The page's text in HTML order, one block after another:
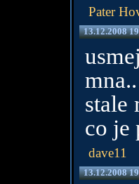
Pater
13.12.2008
stale
co je
dave11
13.12.2008